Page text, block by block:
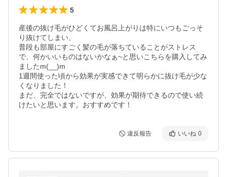
5
産後の抜け毛がひどくてお風呂上がりは特にいつもごっそ
り抜けてしまい、
普段も部屋にすごく髪の毛が落ちていることがストレス
で、何かいいものはないかなぁ~と思いこちらを購入してみ
ましたm(__)m
1週間使った頃から効果が実感できて明らかに抜け毛が少な
くなりました！
まだ、完全ではないですが、効果が期待できるので使い続
けたいと思います。おすすめです！
違反報告 いいね 0